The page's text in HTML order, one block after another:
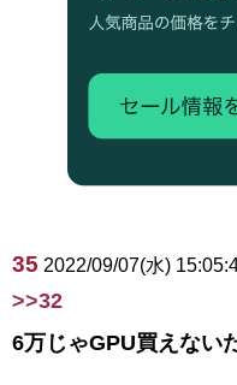
35 2022/09/07(水)
>>32
6万じゃGPU買えない